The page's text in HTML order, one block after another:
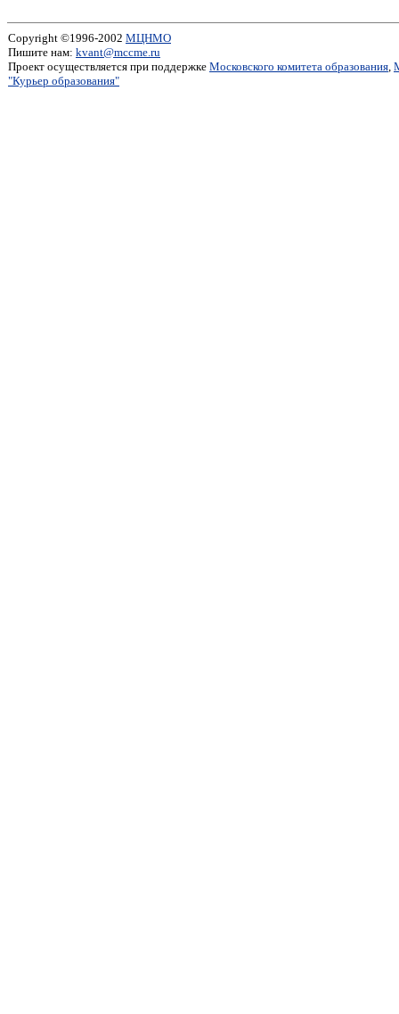
Copyright ©1996-2002 МЦНМО
Пишите нам: kvant@mccme.ru
Проект осуществляется при поддержке Московского комитета образования,
"Курьер образования"